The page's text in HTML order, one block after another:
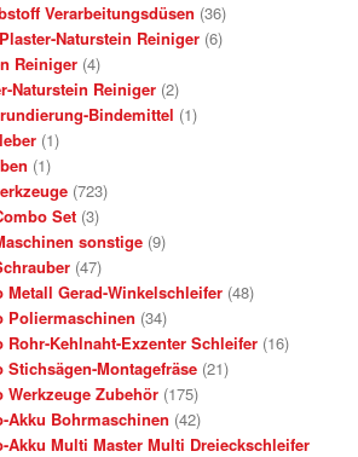
Verarbeitungsdüsen (36)
Naturstein Reiniger (6)
Reiniger (4)
Naturstein Reiniger (2)
Bindemittel (1)
(1)
(1)
(723)
Set (3)
sonstige (9)
(47)
Metall Gerad-Winkelschleifer (48)
Poliermaschinen (34)
Rohr-Kehlnaht-Exzenter Schleifer (16)
Stichsägen-Montagefräse (21)
Werkzeuge Zubehör (175)
Akku Bohrmaschinen (42)
Akku Multi Master Multi Dreieckschleifer